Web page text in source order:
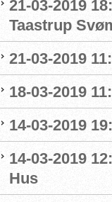
21-03-2019
Taastrup
21-03-2019
18-03-2019
14-03-2019
14-03-2019
Hus